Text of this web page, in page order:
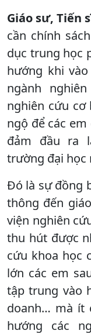
Giáo sư, Tiến
cần chính
dục trung học
hướng khi
ngành
nghiên cứu cơ
ngộ để các
đảm đầu ra
trường đại học
Đó là sự đồng
thông đến
viện nghiên
thu hút được
cứu khoa học
lớn các em
tập trung vào
doanh… mà ít
hướng các